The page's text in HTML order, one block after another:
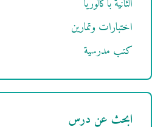
الثانية باكالوريا
اختبارات وتمارين
كتب مدرسية
ابحث عن درس